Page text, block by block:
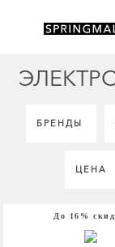
БРЕНДЫ
ЦЕНА
До 16%